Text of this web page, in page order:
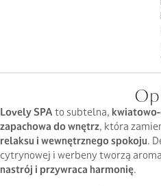
Lovely SPAto subtelna,
zapachowa do wnętrz, która
relaksu i wewnętrznego spokoju.
cytrynowej i werbeny tworzą
nastrój i przywraca harmonię.